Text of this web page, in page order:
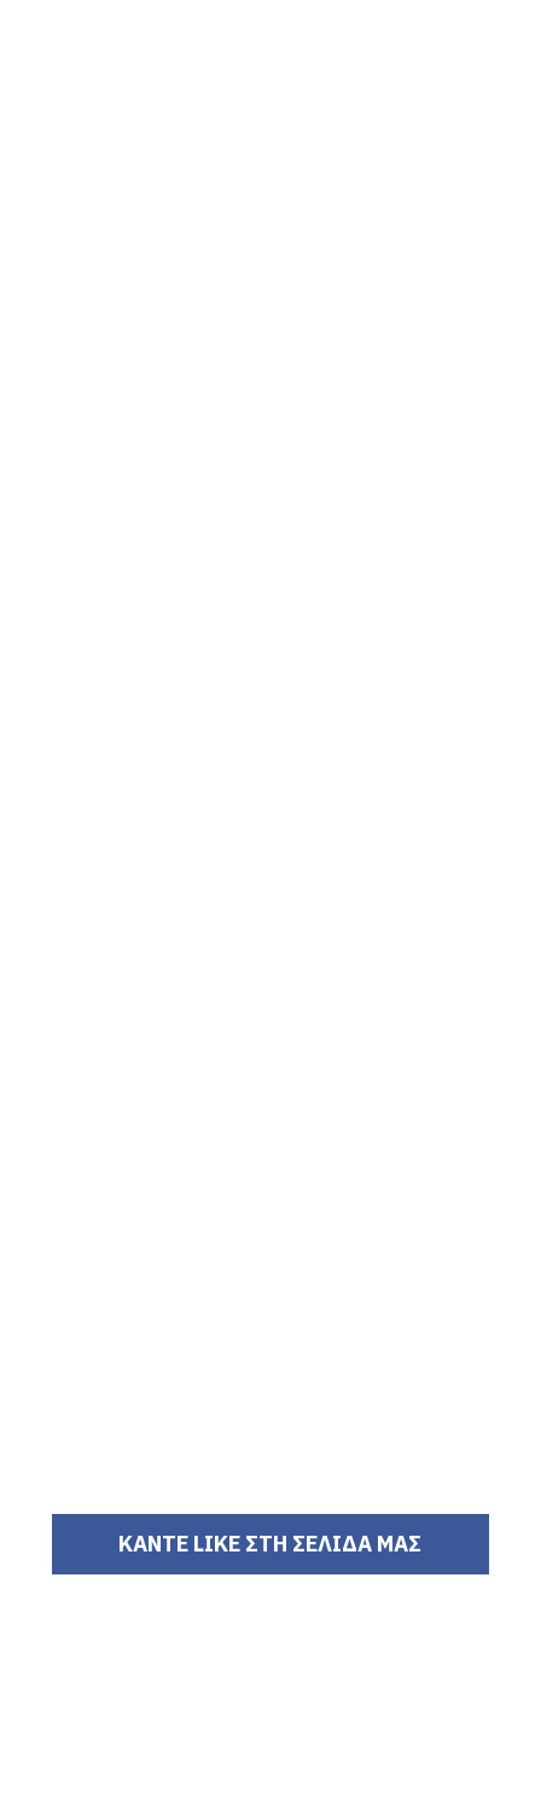
ΚΑΝΤΕ LIKE ΣΤΗ ΣΕΛΙΔΑ ΜΑΣ